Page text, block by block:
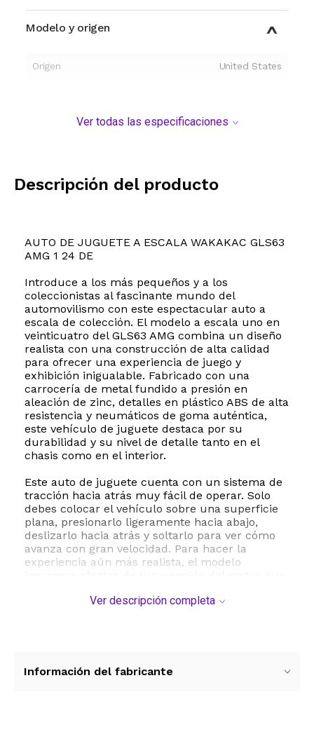
Modelo y origen
Origen United States
Ver todas las especificaciones
Descripción del producto
AUTO DE JUGUETE A ESCALA WAKAKAC GLS63
AMG 1 24 DE
Introduce a los más pequeños y a los
coleccionistas al fascinante mundo del
automovilismo con este espectacular auto a
escala de colección. El modelo a escala uno en
veinticuatro del GLS63 AMG combina un diseño
realista con una construcción de alta calidad
para ofrecer una experiencia de juego y
exhibición inigualable. Fabricado con una
carrocería de metal fundido a presión en
aleación de zinc, detalles en plástico ABS de alta
resistencia y neumáticos de goma auténtica,
este vehículo de juguete destaca por su
durabilidad y su nivel de detalle tanto en el
chasis como en el interior.
Este auto de juguete cuenta con un sistema de
tracción hacia atrás muy fácil de operar. Solo
debes colocar el vehículo sobre una superficie
plana, presionarlo ligeramente hacia abajo,
deslizarlo hacia atrás y soltarlo para ver cómo
avanza con gran velocidad. Para hacer la
experiencia aún más realista, el modelo
abrir las puertas del vehículo, encendiendo los
navideñas o como una pieza destacada en la
Ver descripción completa
Información del fabricante